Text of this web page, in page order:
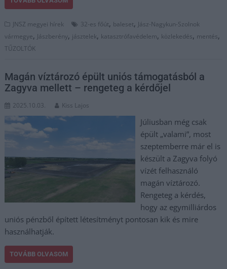
JNSZ megyei hírek 32-es főút, baleset, Jász-Nagykun-Szolnok
vármegye, Jászberény, jásztelek, katasztrófavédelem, közlekedés, mentés,
TŰZOLTÓK
Magán víztározó épült uniós támogatásból a
Zagyva mellett – rengeteg a kérdőjel
2025.10.03. Kiss Lajos
Júliusban még csak
épült „valami”, most
szeptemberre már el is
készült a Zagyva folyó
vízét felhasználó
magán víztározó.
Rengeteg a kérdés,
hogy az egymilliárdos
uniós pénzből épített létesítményt pontosan kik és mire
használhatják.
TOVÁBB OLVASOM